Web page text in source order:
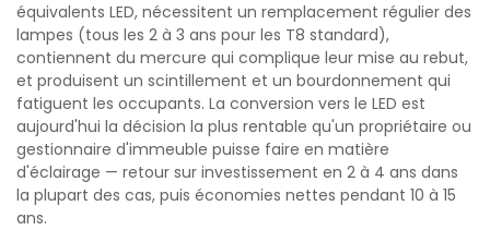
équivalents LED, nécessitent un remplacement régulier des
lampes (tous les 2 à 3 ans pour les T8 standard),
contiennent du mercure qui complique leur mise au rebut,
et produisent un scintillement et un bourdonnement qui
fatiguent les occupants. La conversion vers le LED est
aujourd'hui la décision la plus rentable qu'un propriétaire ou
gestionnaire d'immeuble puisse faire en matière
d'éclairage — retour sur investissement en 2 à 4 ans dans
la plupart des cas, puis économies nettes pendant 10 à 15
ans.